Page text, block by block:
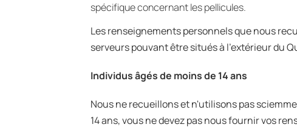
spécifique concernant les pellicules.
Les renseignements personnels que nous
serveurs pouvant être situés à l’extérieur du
Individus âgés de moins de 14 ans
Nous ne recueillons et n'utilisons pas
14 ans, vous ne devez pas nous fournir vos